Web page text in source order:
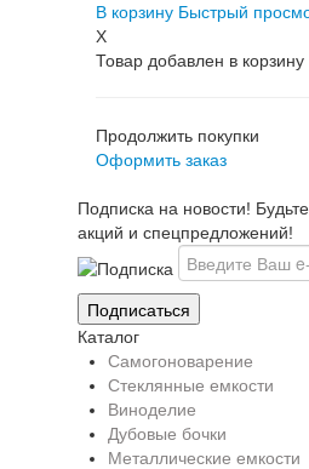
В корзину Быстрый
X
Товар добавлен в корзину
Продолжить покупки
Оформить заказ
Подписка на новости!
акций и спецпредложений!
Каталог
Самогоноварение
Стеклянные емкости
Виноделие
Дубовые бочки
Металлические емкости